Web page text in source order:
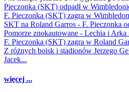
Pieczonka (SKT) odpadł w
F. Pieczonka (SKT) zagra w
SKT na Roland Garros - F. Pieczonka
Pomorze znokautowane - Lechia i Arka
F. Pieczonka (SKT) zagra w Roland
Z różnych boisk i stadionów Jerzego
Jacek...
więcej ...